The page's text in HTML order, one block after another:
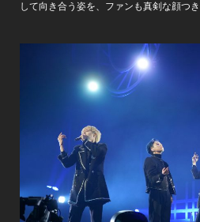
して向き合う姿を、ファンも真剣な顔つき